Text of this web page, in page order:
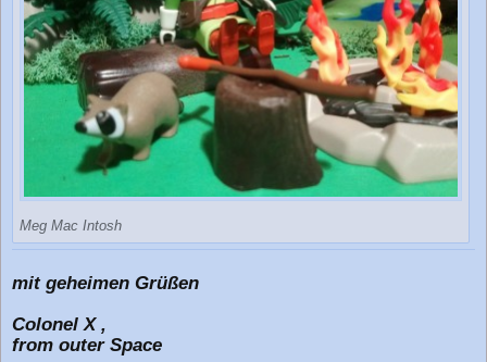
Meg Mac Intosh
mit geheimen Grüßen
Colonel X ,
from outer Space